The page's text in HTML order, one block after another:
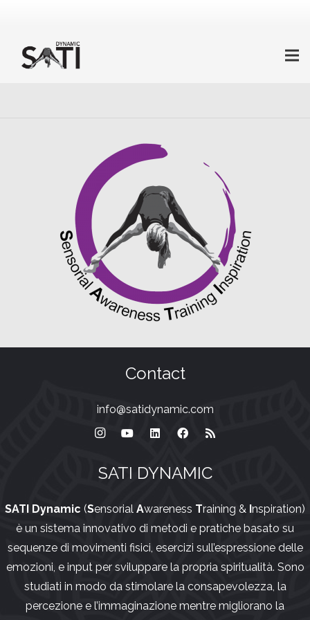
Contact
info@satidynamic.com
SATI DYNAMIC
SATI Dynamic (Sensorial Awareness Training & Inspiration)
è un sistema innovativo di metodi e pratiche basato su
sequenze di movimenti fisici, esercizi sull’espressione delle
emozioni, e input per sviluppare la propria spiritualità. Sono
studiati in modo da stimolare la consapevolezza, la
percezione e l’immaginazione mentre migliorano la